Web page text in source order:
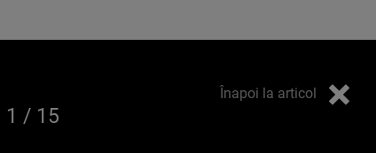
Înapoi la articol
1 / 15